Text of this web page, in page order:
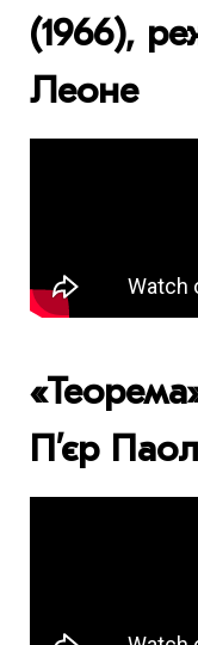
(1966),
Леоне
П’єр